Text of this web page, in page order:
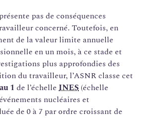
pas de conséquences
concerné. Toutefois, en
de la valeur limite annuelle
en un mois, à ce stade et
plus approfondies des
du travailleur, l’ASNR classe cet
1 de l’échelle INES (échelle
nucléaires et
de 0 à 7 par ordre croissant de